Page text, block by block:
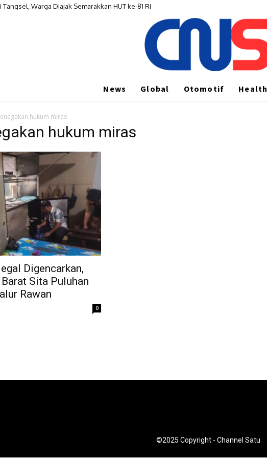
Warga Diajak Semarakkan HUT ke-81 RI
News Global Otomotif Health
hukum miras
hukum miras
Digencarkan,
Sita Puluhan
Rawan
0
©2025 Copyright - Channel Satu